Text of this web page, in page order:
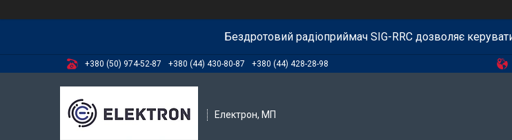
Бездротовий радіоприймач SIG-RRC дозволяє
+380 (50) 974-52-87 +380 (44) 430-80-87 +380 (44) 428-28-98
Електрон, МП